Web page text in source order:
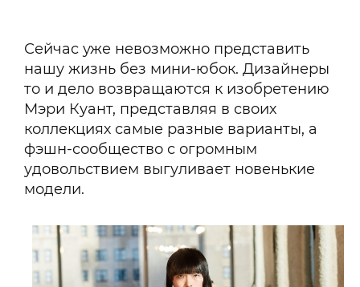
Сейчас уже невозможно представить
нашу жизнь без мини-юбок. Дизайнеры
то и дело возвращаются к изобретению
Мэри Куант, представляя в своих
коллекциях самые разные варианты, а
фэшн-сообщество с огромным
удовольствием выгуливает новенькие
модели.